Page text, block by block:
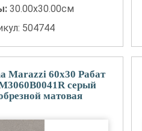
30.00x30.00см
504744
Marazzi 60x30 Рабат
серый
матовая